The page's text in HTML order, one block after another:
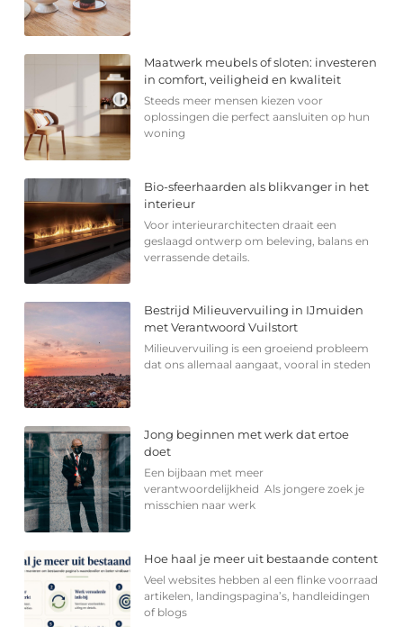
Maatwerk meubels of sloten: investeren
in comfort, veiligheid en kwaliteit
Steeds meer mensen kiezen voor
oplossingen die perfect aansluiten op hun
woning
Bio-sfeerhaarden als blikvanger in het
interieur
Voor interieurarchitecten draait een
geslaagd ontwerp om beleving, balans en
verrassende details.
Bestrijd Milieuvervuiling in IJmuiden
met Verantwoord Vuilstort
Milieuvervuiling is een groeiend probleem
dat ons allemaal aangaat, vooral in steden
Jong beginnen met werk dat ertoe
doet
Een bijbaan met meer
verantwoordelijkheid Als jongere zoek je
misschien naar werk
Hoe haal je meer uit bestaande content
Veel websites hebben al een flinke voorraad
artikelen, landingspagina’s, handleidingen
of blogs